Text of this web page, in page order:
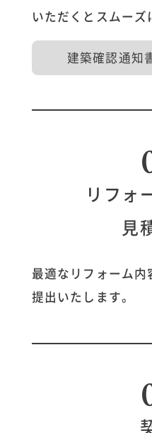
いただくとスムーズ
建築確認通
リフォ
見
最適なリフォーム内
提出いたします。